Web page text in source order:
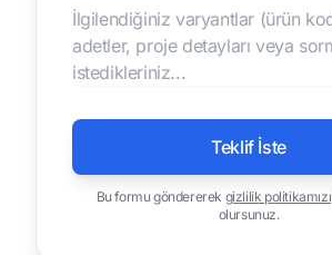
Teklif İste
Bu formu göndererek gizlilik politikamızı
olursunuz.